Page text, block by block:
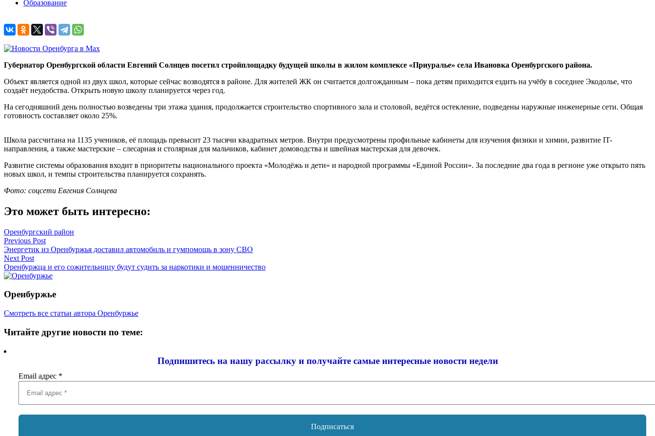
Образование
Губернатор Оренбургской области Евгений Солнцев посетил стройплощадку будущей школы в жилом комплексе «Приуралье» села Ивановка Оренбургского района.
Объект является одной из двух школ, которые сейчас возводятся в районе. Для жителей ЖК он считается долгожданным – пока детям приходится ездить на учёбу в соседнее Экодолье, что
создаёт неудобства. Открыть новую школу планируется через год.
На сегодняшний день полностью возведены три этажа здания, продолжается строительство спортивного зала и столовой, ведётся остекление, подведены наружные инженерные сети. Общая
готовность составляет около 25%.
Школа рассчитана на 1135 учеников, её площадь превысит 23 тысячи квадратных метров. Внутри предусмотрены профильные кабинеты для изучения физики и химии, развитие IT-
направления, а также мастерские – слесарная и столярная для мальчиков, кабинет домоводства и швейная мастерская для девочек.
Развитие системы образования входит в приоритеты национального проекта «Молодёжь и дети» и народной программы «Единой России». За последние два года в регионе уже открыто пять
новых школ, и темпы строительства планируется сохранять.
Фото: соцсети Евгения Солнцева
Это может быть интересно:
Оренбургский район
Навигация
по
записям
Previous Post
Энергетик из Оренбуржья доставил автомобиль и гумпомощь в зону СВО
Next Post
Оренбуржца и его сожительницу будут судить за наркотики и мошенничество
Оренбуржье
Смотреть все статьи автора Оренбуржье
Читайте другие новости по теме:
Подпишитесь на нашу рассылку и получайте самые интересные новости недели
Email адрес *